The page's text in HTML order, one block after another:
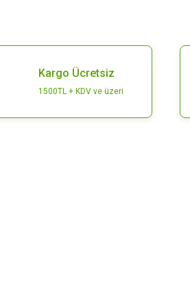
Kargo Ücretsiz
1500TL + KDV ve üzeri